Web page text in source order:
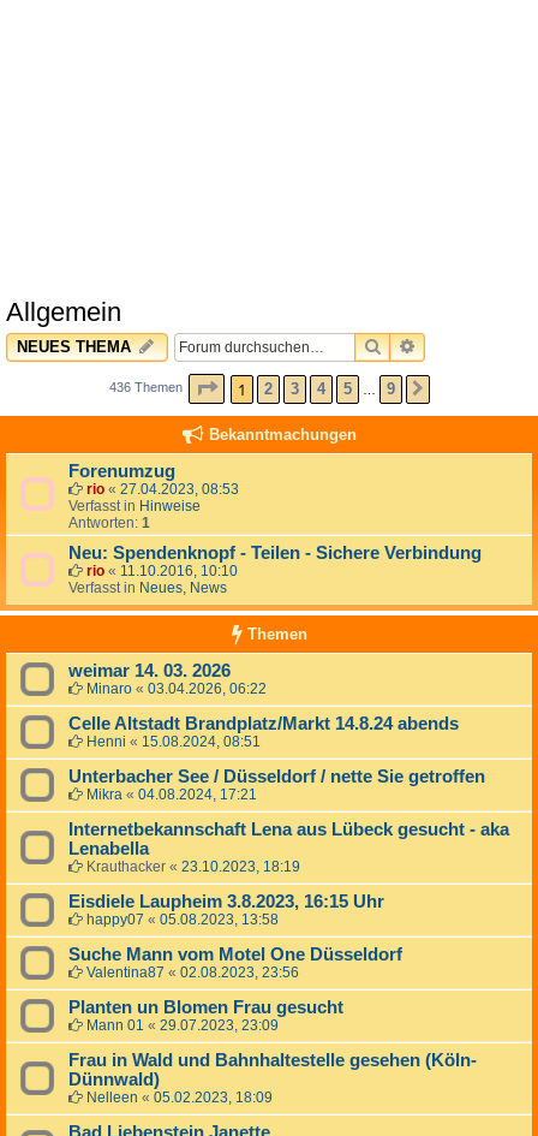
Allgemein
NEUES THEMA SUCHEERWEITERTE
436 Themen SEITE1 VON9
1 2 3 4 5 9
Bekanntmachungen
Forenumzug
rio « 27.04.2023, 08:53
Verfasst in Hinweise
Antworten: 1
Neu: Spendenknopf - Teilen - Sichere Verbindung
rio « 11.10.2016, 10:10
Verfasst in Neues, News
Themen
weimar 14. 03. 2026
Minaro « 03.04.2026, 06:22
Celle Altstadt Brandplatz/Markt 14.8.24 abends
Henni « 15.08.2024, 08:51
Unterbacher See / Düsseldorf / nette Sie getroffen
Mikra « 04.08.2024, 17:21
Internetbekannschaft Lena aus Lübeck gesucht - aka
Lenabella
Krauthacker « 23.10.2023, 18:19
Eisdiele Laupheim 3.8.2023, 16:15 Uhr
happy07 « 05.08.2023, 13:58
Suche Mann vom Motel One Düsseldorf
Valentina87 « 02.08.2023, 23:56
Planten un Blomen Frau gesucht
Mann 01 « 29.07.2023, 23:09
Frau in Wald und Bahnhaltestelle gesehen (Köln-
Dünnwald)
Nelleen « 05.02.2023, 18:09